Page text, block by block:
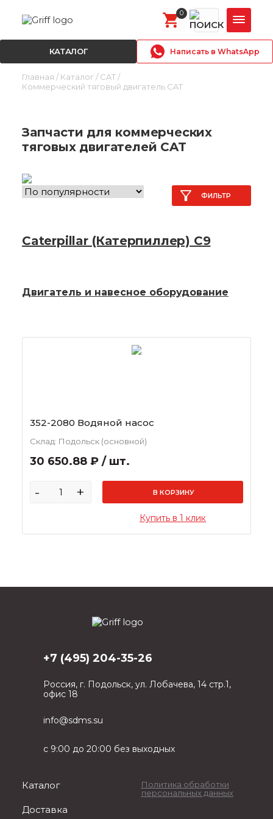
0
КАТАЛОГ Написать в WhatsApp
Главная Каталог
CAT
Коммерческий тяговый двигатель CAT
Запчасти для коммерческих
тяговых двигателей CAT
ФИЛЬТР
Caterpillar (Катерпиллер) C9
Двигатель и навесное оборудование
352-2080 Водяной насос
Склад: Подольск (основной)
30 650.88 ₽ / шт.
- + В КОРЗИНУ
Купить в 1 клик
+7 (495) 204-35-26
Россия, г. Подольск, ул. Лобачева, 14 стр.1,
офис 18
info@sdms.su
с 9:00 до 20:00 без выходных
Каталог
Доставка
Политика обработки
персональных данных